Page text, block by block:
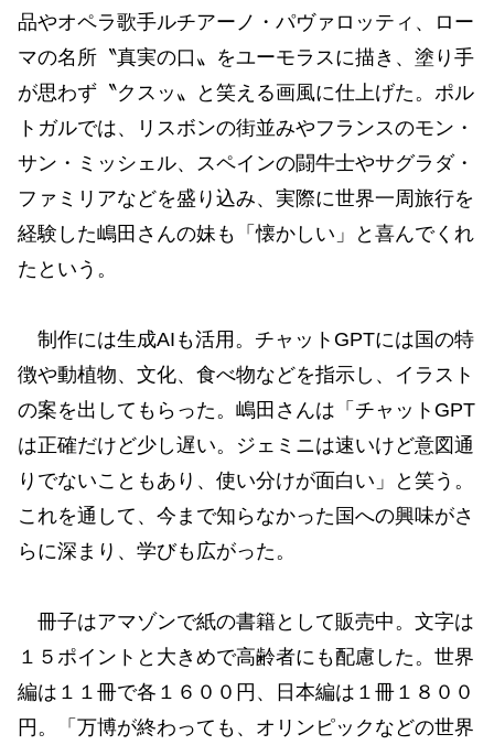
品やオペラ歌手ルチアーノ・パヴァロッティ、ロー
マの名所〝真実の口〟をユーモラスに描き、塗り手
が思わず〝クスッ〟と笑える画風に仕上げた。ポル
トガルでは、リスボンの街並みやフランスのモン・
サン・ミッシェル、スペインの闘牛士やサグラダ・
ファミリアなどを盛り込み、実際に世界一周旅行を
経験した嶋田さんの妹も「懐かしい」と喜んでくれ
たという。
制作には生成AIも活用。チャットGPTには国の特
徴や動植物、文化、食べ物などを指示し、イラスト
の案を出してもらった。嶋田さんは「チャットGPT
は正確だけど少し遅い。ジェミニは速いけど意図通
りでないこともあり、使い分けが面白い」と笑う。
これを通して、今まで知らなかった国への興味がさ
らに深まり、学びも広がった。
冊子はアマゾンで紙の書籍として販売中。文字は
１５ポイントと大きめで高齢者にも配慮した。世界
編は１１冊で各１６００円、日本編は１冊１８００
円。「万博が終わっても、オリンピックなどの世界